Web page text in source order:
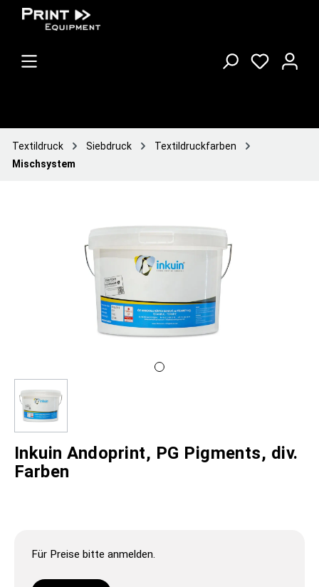
Textildruck Siebdruck
Textildruckfarben
Mischsystem
Inkuin Andoprint, PG Pigments, div.
Farben
Für Preise bitte anmelden.